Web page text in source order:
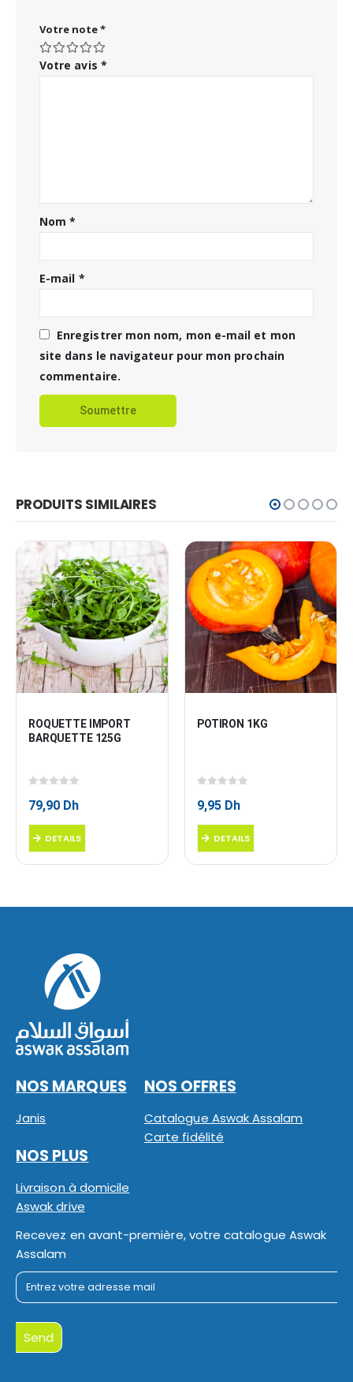
Votre note*
Votre avis *
Nom*
E-mail *
Enregistrer mon nom, mon e-mail et mon
site dans le navigateur pour mon prochain
commentaire.
PRODUITS SIMILAIRES
ROQUETTE IMPORT
BARQUETTE 125G
79,90 Dh
DETAILS
POTIRON 1KG
9,95 Dh
DETAILS
NOS MARQUES
Janis
NOS OFFRES
Catalogue Aswak Assalam
Carte fidélité
NOS PLUS
Livraison à domicile
Aswak drive
Recevez en avant-première, votre catalogue Aswak
Assalam